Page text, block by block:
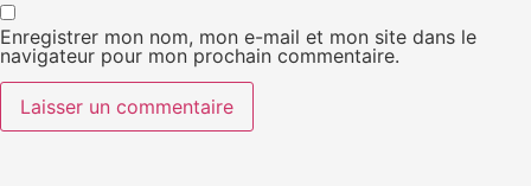
Enregistrer mon nom, mon e-mail et mon site dans le
navigateur pour mon prochain commentaire.